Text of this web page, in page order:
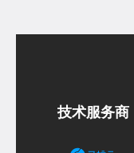
技术服务商